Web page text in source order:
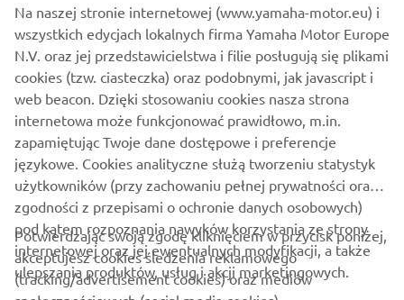
kosztowałoby Cię 65 zł, a przejechanie 1 kilometra – 13
groszy! Rachunek jest prosty – nie dość że czerpiesz
przyjemność z podróży, to płacisz za nią o wiele mniej.
Promocja jest ważna do 31.08.2026 lub do wyczerpania
dostępności produktów. Szczegóły dostępne są w
regulaminietutaj.
O FIRMIE
wszystkich edycjach lokalnych firma Yamaha Motor Europe
N.V. oraz jej przedstawicielstwa i filie posługują się plikami
cookies (tzw. ciasteczka) oraz podobnymi, jak javascript i
web beacon. Dzięki stosowaniu cookies nasza strona
internetowa może funkcjonować prawidłowo, m.in.
zapamiętując Twoje dane dostępowe i preferencje
językowe. Cookies analityczne służą tworzeniu statystyk
użytkowników (przy zachowaniu pełnej prywatności oraz
zgodności z przepisami o ochronie danych osobowych)
pod kątem rozpoznania nawyków korzystania ze strony
internetowej oraz jej ewentualnych modyfikacji, a także
ulepszania produktów, usług i akcji marketingowych.
Potwierdzając swoją zgodę kliknięciem w przycisk poniżej,
akceptujesz cookies śledzenia reklamowego
(tracking/advertisement cookies) oraz mediów
społecznościowych (social media cookies).